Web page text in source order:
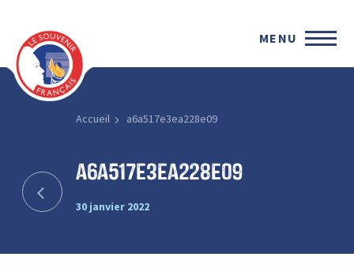
MENU
Accueil a6a517e3ea228e09
a6a517e3ea228e09
30 janvier 2022